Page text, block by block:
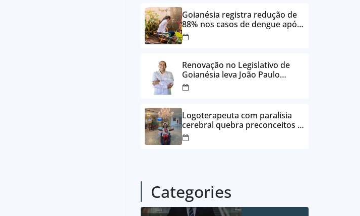
Goianésia registra redução de
88% nos casos de dengue após
ações de prevenção da
Prefeitura
Renovação no Legislativo de
Goianésia leva João Paulo
Batista à Câmara Municipal
Logoterapeuta com paralisia
cerebral quebra preconceitos e
ajuda pacientes a reencontrar
propósito em Goianésia
Categories